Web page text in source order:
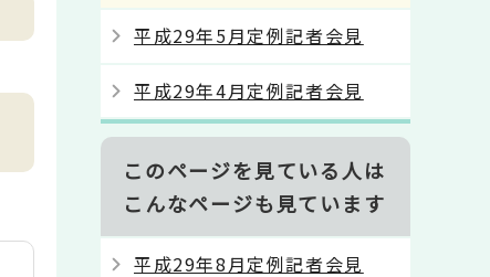
平成29年5月定例記者会見
平成29年4月定例記者会見
このページを見ている人は
こんなページも見ています
平成29年8月定例記者会見